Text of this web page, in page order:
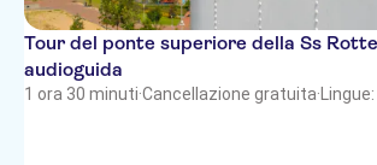
Tour del ponte superiore della Ss
audioguida
1 ora 30 minuti·Cancellazione gratuita·